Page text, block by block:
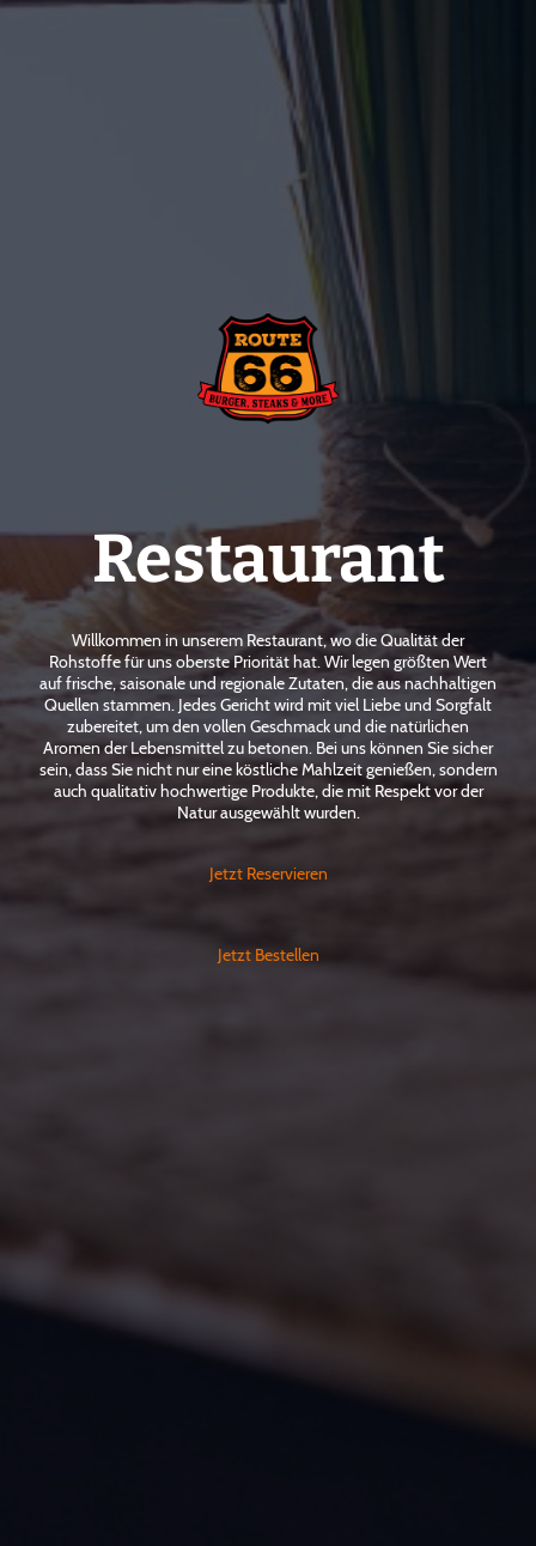
Restaurant
Willkommen in unserem Restaurant, wo die Qualität der
Rohstoffe für uns oberste Priorität hat. Wir legen größten Wert
auf frische, saisonale und regionale Zutaten, die aus nachhaltigen
Quellen stammen. Jedes Gericht wird mit viel Liebe und Sorgfalt
zubereitet, um den vollen Geschmack und die natürlichen
Aromen der Lebensmittel zu betonen. Bei uns können Sie sicher
sein, dass Sie nicht nur eine köstliche Mahlzeit genießen, sondern
auch qualitativ hochwertige Produkte, die mit Respekt vor der
Natur ausgewählt wurden.
Jetzt Reservieren
Jetzt Bestellen